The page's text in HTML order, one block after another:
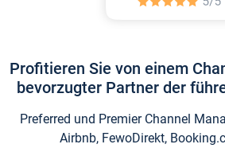
Profitieren Sie von einem
bevorzugter Partner der
Preferred und Premier Channel
Airbnb, FewoDirekt,